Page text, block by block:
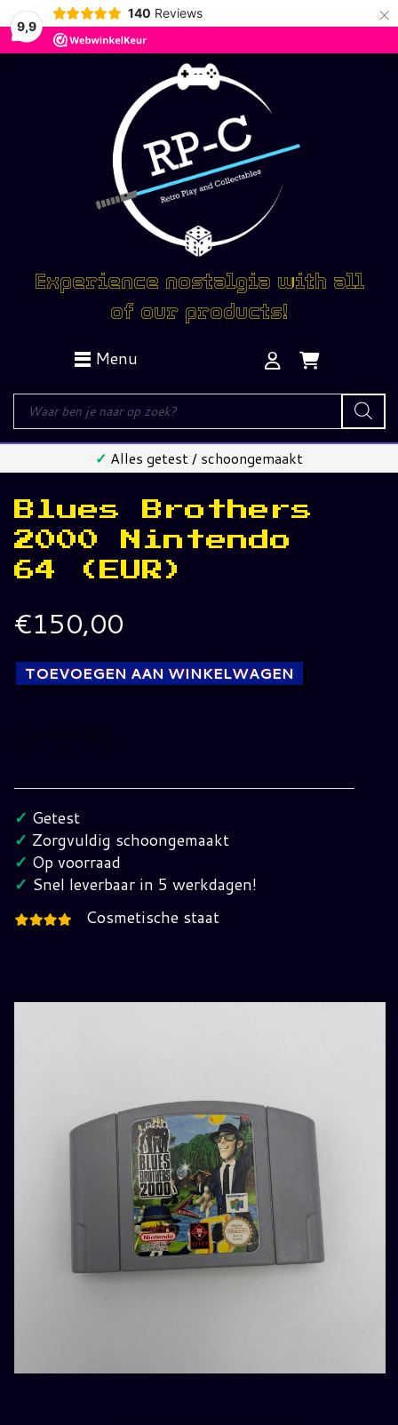
9,9
140 Reviews ×
Experience nostalgia with all
of our products!
Menu
Producten
zoeken
✓ Alles getest / schoongemaakt
Blues Brothers
2000 Nintendo
64 (EUR)
€150,00
TOEVOEGEN AAN WINKELWAGEN
1 op voorraad
Brothers
2000
Nintendo
64
(EUR)
✓ Getest
✓ Zorgvuldig schoongemaakt
✓ Op voorraad
✓ Snel leverbaar in 5 werkdagen!
Cosmetische staat